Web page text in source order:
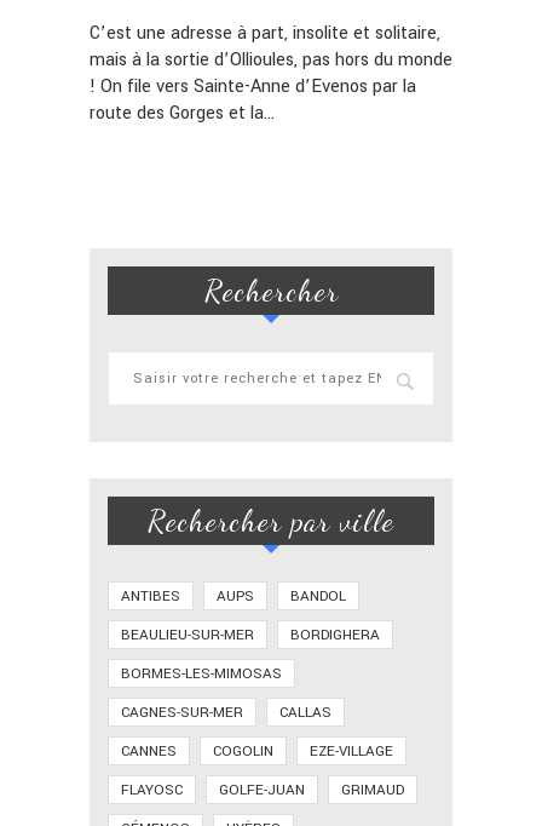
C’est une adresse à part, insolite et solitaire,
mais à la sortie d’Ollioules, pas hors du monde
! On file vers Sainte-Anne d’Evenos par la
route des Gorges et la…
Rechercher
Rechercher par ville
ANTIBES AUPS
BANDOL
BEAULIEU-SUR-MER
BORDIGHERA
BORMES-LES-MIMOSAS
CAGNES-SUR-MER
CALLAS
CANNES
COGOLIN
EZE-VILLAGE
FLAYOSC
GOLFE-JUAN
GRIMAUD